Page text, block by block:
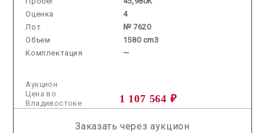
Оценка
4
Лот
№ 7620
Объем
1580 cm3
Комплектация
—
Аукцион
1 107 564 ₽
Цена во
Владивостоке
Заказать через аукцион